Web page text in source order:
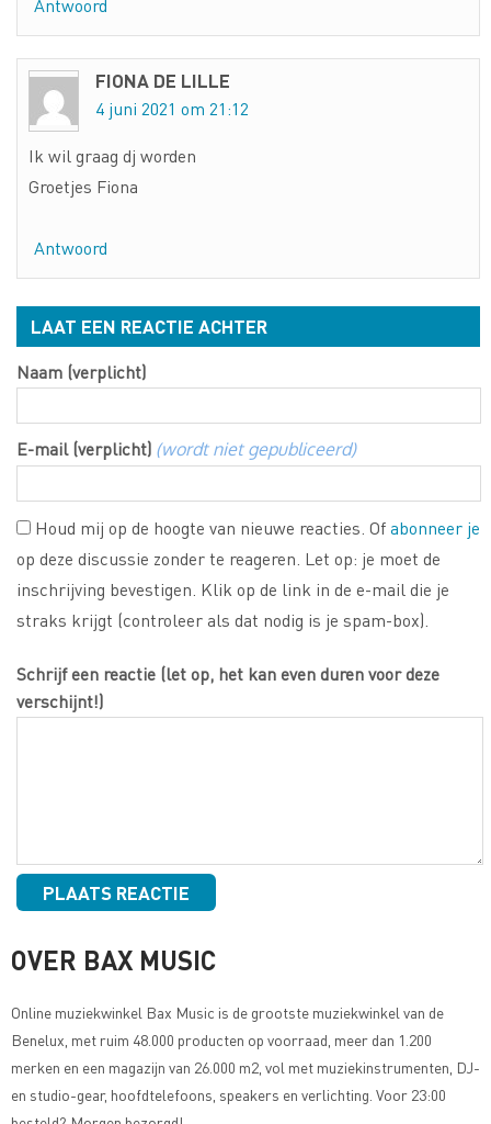
Antwoord
FIONA DE LILLE
4 juni 2021 om 21:12
Ik wil graag dj worden
Groetjes Fiona
Antwoord
LAAT EEN REACTIE ACHTER
Naam (verplicht)
E-mail (verplicht) (wordt niet gepubliceerd)
Houd mij op de hoogte van nieuwe reacties. Ofabonneer je
op deze discussie zonder te reageren. Let op: je moet de
inschrijving bevestigen. Klik op de link in de e-mail die je
straks krijgt (controleer als dat nodig is je spam-box).
Schrijf een reactie (let op, het kan even duren voor deze
verschijnt!)
OVER BAX MUSIC
Online muziekwinkel Bax Music is de grootste muziekwinkel van de
Benelux, met ruim 48.000 producten op voorraad, meer dan 1.200
merken en een magazijn van 26.000 m2, vol met muziekinstrumenten, DJ-
en studio-gear, hoofdtelefoons, speakers en verlichting. Voor 23:00